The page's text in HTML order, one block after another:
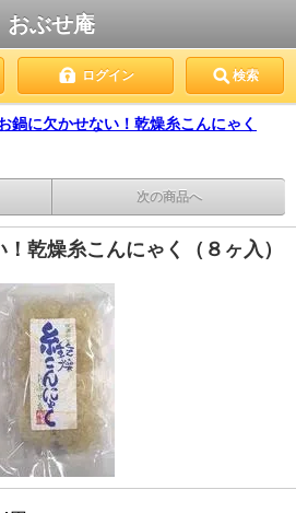
おぶせ庵
ログイン 検索
鍋に欠かせない！乾燥糸こんにゃく
次の商品へ
乾燥糸こんにゃく（８ヶ入）